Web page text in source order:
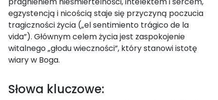
egzystencją i nicością staje się przyczyną poczucia
tragiczności życia („el sentimiento trágico de la
vida”). Głównym celem życia jest zaspokojenie
witalnego „głodu wieczności”, który stanowi istotę
wiary w Boga.
Słowa kluczowe: